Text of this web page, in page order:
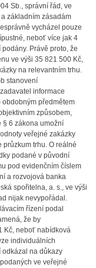
Sb., správní řád, ve
základním zásadám
vycházel pouze
neboť více jak 4
Právě proto, že
ve výši 35 821 500 Kč,
na relevantním trhu.
stanovení
informace
předmětem
způsobem,
§ 6 zákona umožní
veřejné zakázky
trhu. O reálné
podané v původní
pod evidenčním číslem
a rozvojová banka
spořitelna, a. s., ve výši
nijak nevypořádal.
řízení podal
že by
Kč, neboť nabídková
individuálních
odkázal na důkazy
ve veřejné